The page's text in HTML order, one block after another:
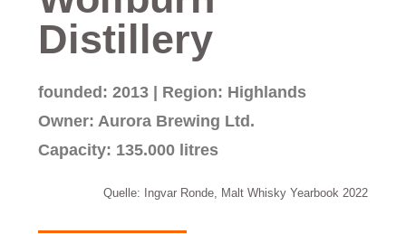
Distillery
founded: 2013 | Region: Highlands
Owner: Aurora Brewing Ltd.
Capacity: 135.000 litres
Quelle: Ingvar Ronde, Malt Whisky Yearbook 2022